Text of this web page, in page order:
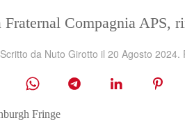
Compagnia APS,
Scritto da Nuto Girotto il 20 Agosto 2024.